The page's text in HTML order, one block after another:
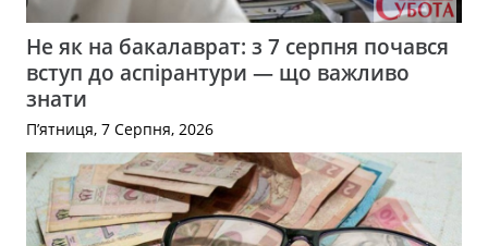
Не як на бакалаврат: з 7 серпня почався
вступ до аспірантури — що важливо
знати
П’ятниця, 7 Серпня, 2026